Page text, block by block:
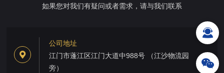
如果您对我们有疑问或者需求，请与我们联系
公司地址
江门市蓬江区江门大道中988号 （江沙物流园
旁）